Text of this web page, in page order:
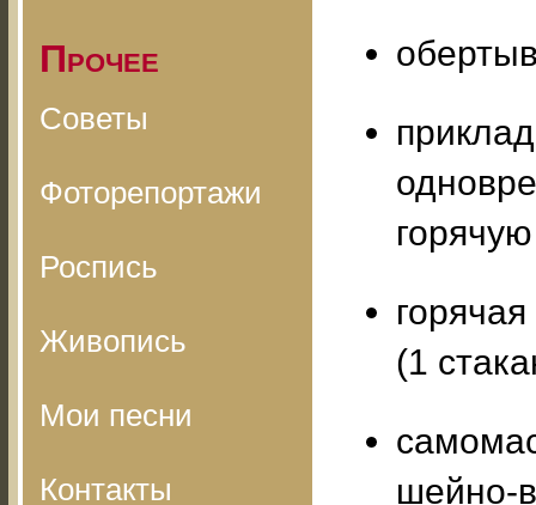
Прочее
Советы
Фоторепортажи
Роспись
Живопись
Мои песни
Контакты
(1
шейно-